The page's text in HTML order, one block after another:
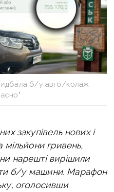
б/у авто/колаж
закупівель нових і
мільйони гривень,
нарешті вирішили
б/у машини. Марафон
оголосивши